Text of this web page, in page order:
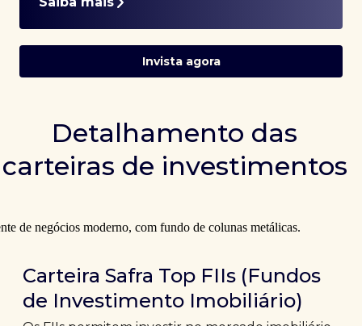
Invista agora
Detalhamento das
carteiras de investimentos
Carteira Safra Top FIIs (Fundos
de Investimento Imobiliário)